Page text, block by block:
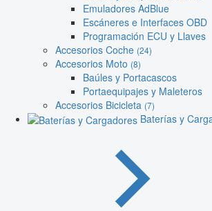
Emuladores AdBlue
Escáneres e Interfaces OBD
Programación ECU y Llaves
Accesorios Coche (24)
Accesorios Moto (8)
Baúles y Portacascos
Portaequipajes y Maleteros
Accesorios Bicicleta (7)
Baterías y